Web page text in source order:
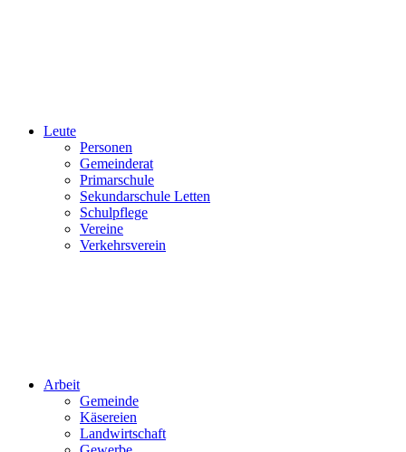
Leute
Personen
Gemeinderat
Primarschule
Sekundarschule Letten
Schulpflege
Vereine
Verkehrsverein
Arbeit
Gemeinde
Käsereien
Landwirtschaft